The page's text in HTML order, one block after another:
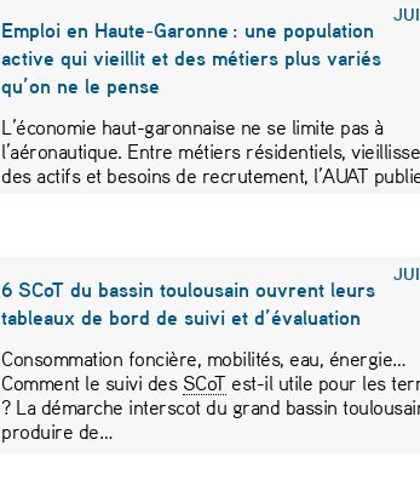
Emploi en Haute-Garonne : une population
active qui vieillit et des métiers plus variés
qu’on ne le pense
L’économie haut-garonnaise ne se limite pas à
l’aéronautique. Entre métiers résidentiels,
des actifs et besoins de recrutement, l’AUAT
6 SCoT du bassin toulousain ouvrent leurs
tableaux de bord de suivi et d’évaluation
Consommation foncière, mobilités, eau, énergie…
Comment le suivi des SCoT est-il utile pour les
? La démarche interscot du grand bassin
produire de…